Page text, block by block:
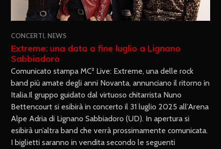
CONCERTI, NEWS
Extreme: una data a fine luglio a Lignano
Sabbiadoro
Comunicato stampa MC² Live: Extreme, una delle rock
band più amate degli anni Novanta, annunciano il ritorno in
Italia.Il gruppo guidato dal virtuoso chitarrista Nuno
Bettencourt si esibirà in concerto il 31 luglio 2025 all’Arena
Alpe Adria di Lignano Sabbiadoro (UD). In apertura si
esibirà un’altra band che verrà prossimamente comunicata.
I biglietti saranno in vendita secondo le seguenti